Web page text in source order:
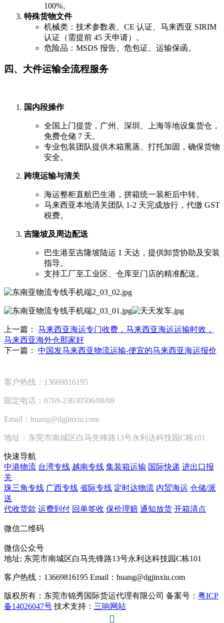
100%。
特殊货物文件
机械类：技术参数表、CE 认证、马来西亚 SIRIM
认证（需提前 45 天申请）。
危险品：MSDS 报告、危包证、运输保函。
四、大件运输全流程服务
国内段操作
全国上门提货，广州、深圳、上海等地设集货仓，
免费仓储 7 天。
专业包装团队提供木箱熏蒸、打托加固，确保货物
安全。
跨境运输与清关
海运整柜直航巴生港，拼箱统一装柜后中转。
马来西亚本地清关团队 1-2 天完成放行，代缴 GST
税费。
吉隆坡及周边配送
巴生港至吉隆坡陆运 1 天达，提供卸货协助及安装
指导。
支持工厂至工业区、仓库至门店的精准配送。
上一篇： 马来西亚海运专门收费，马来西亚海运运输时效，
马来西亚海外仓那家好
下一篇： 中国发马来西亚物流运输-便宜的马来西亚海运报价
客户热线：13669816195
固定电话：0769-23030506/08/09
Email：huang@dgjinxiu.com
地址：东莞市南城区白马先锋路13号永利达科技园C栋101
快速导航
中港物流 台湾专线 越南专线 集装箱运输 国际快递 进出口报
关
珠三角专线 广西专线 省际专线 定时达物流 内贸海运 仓储/派
送
代收货款 运费到付 回单签收 保价理赔 通知放货 开箱清点
微信二维码
微信公众号
地址: 东莞市南城区白马先锋路13号永利达科技园C栋101
客户热线：13669816195 Email：huang@dgjinxiu.com
版权所有：东莞市锦秀国际货运代理有限公司 备案号： 粤ICP
备14026047号 技术支持： 三响网站
